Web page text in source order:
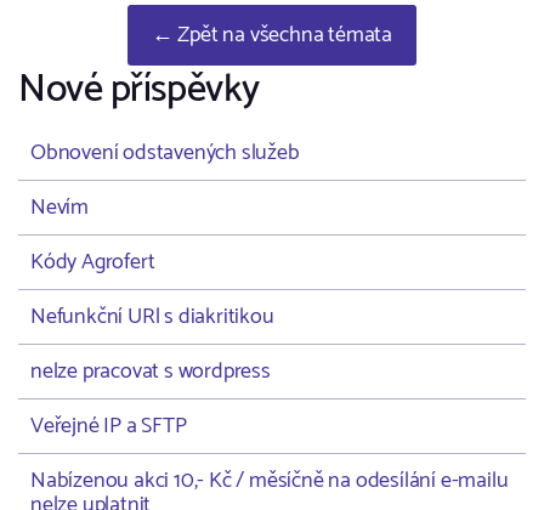
← Zpět na všechna témata
Nové příspěvky
Obnovení odstavených služeb
Nevím
Kódy Agrofert
Nefunkční URl s diakritikou
nelze pracovat s wordpress
Veřejné IP a SFTP
Nabízenou akci 10,- Kč / měsíčně na odesílání e-mailu